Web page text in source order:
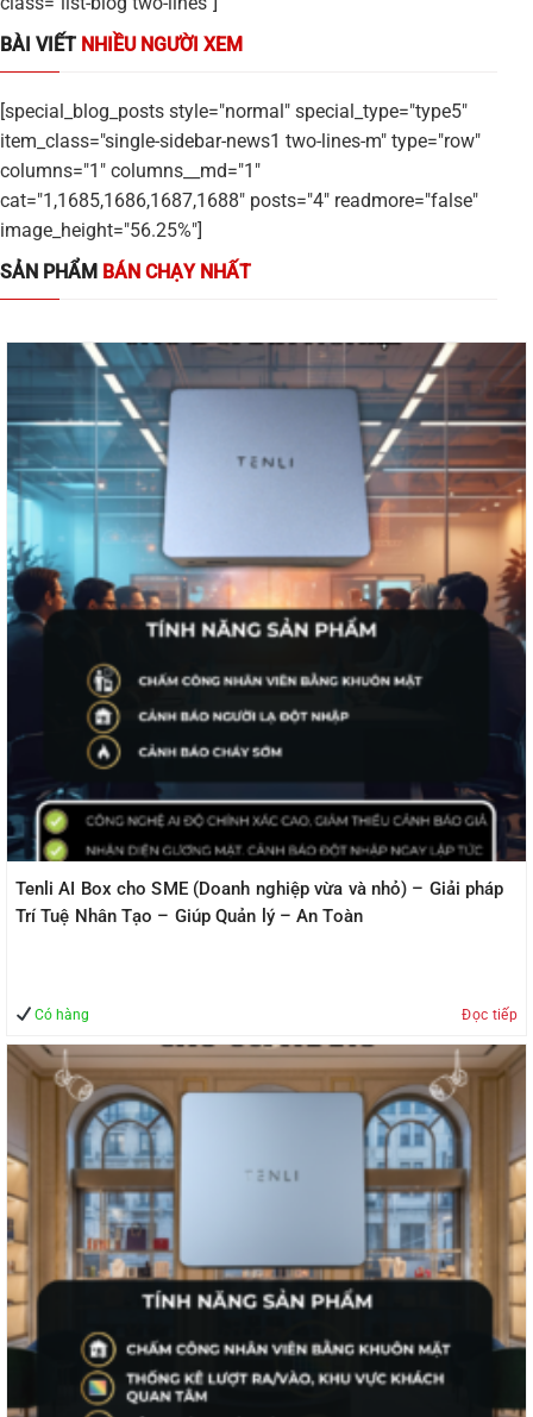
BÀI VIẾT NHIỀU NGƯỜI XEM
[special_blog_posts style="normal" special_type="type5"
item_class="single-sidebar-news1 two-lines-m" type="row"
columns="1" columns__md="1"
cat="1,1685,1686,1687,1688" posts="4" readmore="false"
image_height="56.25%"]
SẢN PHẨM BÁN CHẠY NHẤT
Tenli AI Box cho SME (Doanh nghiệp vừa và nhỏ) – Giải pháp
Trí Tuệ Nhân Tạo – Giúp Quản lý – An Toàn
Có hàng Đọc tiếp